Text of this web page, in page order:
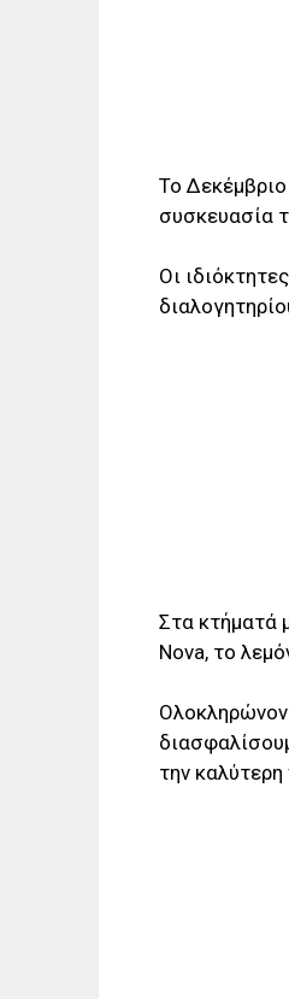
Το Δεκέμβριο
συσκευασία
Οι
Στα κτήματά
Nova, το
την